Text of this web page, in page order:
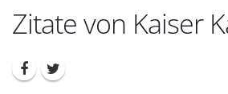
Zitate von Kaiser